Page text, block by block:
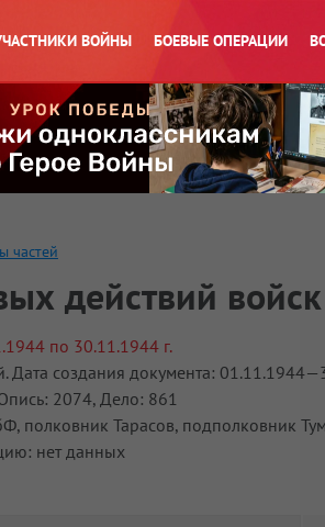
ВОЙНЫ БОЕВЫЕ ОПЕРАЦИИ
частей
действий
по 30.11.1944 г.
Дата создания документа:
2074, Дело: 861
полковник Тарасов, подполковник
нет данных